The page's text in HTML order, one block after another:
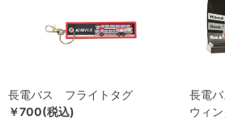
長電バス フライトタグ
￥700(税込)
長電
ウィ